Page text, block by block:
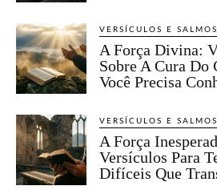
VERSÍCULOS E SALMOS
A Força Divina:
Sobre A Cura Do
Você Precisa
VERSÍCULOS E SALMOS
A Força
Versículos Para
Difíceis Que